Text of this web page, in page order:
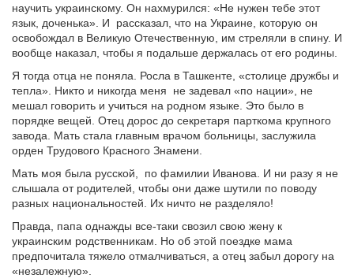
научить украинскому. Он нахмурился: «Не нужен тебе этот
язык, доченька». И рассказал, что на Украине, которую он
освобождал в Великую Отечественную, им стреляли в спину. И
вообще наказал, чтобы я подальше держалась от его родины.
Я тогда отца не поняла. Росла в Ташкенте, «столице дружбы и
тепла». Никто и никогда меня не задевал «по нации», не
мешал говорить и учиться на родном языке. Это было в
порядке вещей. Отец дорос до секретаря парткома крупного
завода. Мать стала главным врачом больницы, заслужила
орден Трудового Красного Знамени.
Мать моя была русской, по фамилии Иванова. И ни разу я не
слышала от родителей, чтобы они даже шутили по поводу
разных национальностей. Их ничто не разделяло!
Правда, папа однажды все-таки свозил свою жену к
украинским родственникам. Но об этой поездке мама
предпочитала тяжело отмалчиваться, а отец забыл дорогу на
«незалежную».